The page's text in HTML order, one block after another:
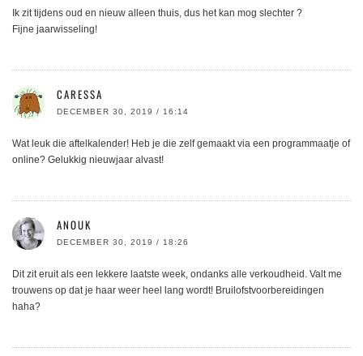
Ik zit tijdens oud en nieuw alleen thuis, dus het kan mog slechter ?
Fijne jaarwisseling!
CARESSA
DECEMBER 30, 2019 / 16:14
Wat leuk die aftelkalender! Heb je die zelf gemaakt via een programmaatje of
online? Gelukkig nieuwjaar alvast!
ANOUK
DECEMBER 30, 2019 / 18:26
Dit zit eruit als een lekkere laatste week, ondanks alle verkoudheid. Valt me
trouwens op dat je haar weer heel lang wordt! Bruilofstvoorbereidingen
haha?